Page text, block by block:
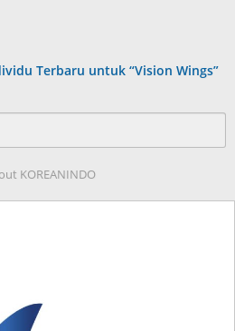
Terbaru untuk “Vision Wings”
KOREANINDO